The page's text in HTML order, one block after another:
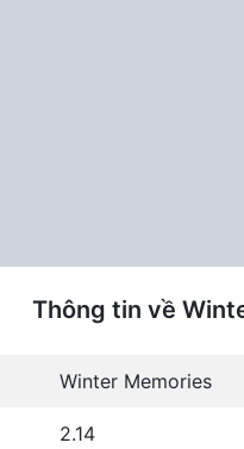
Thông tin về
Winter Memories
2.14